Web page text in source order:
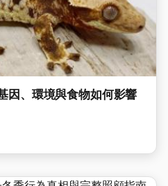
因、環境與食物如何影響